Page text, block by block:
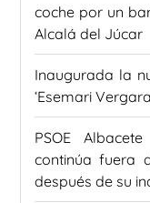
coche por un
Alcalá del Júcar
Inaugurada la
‘Esemari
PSOE
continúa fuera
después de su